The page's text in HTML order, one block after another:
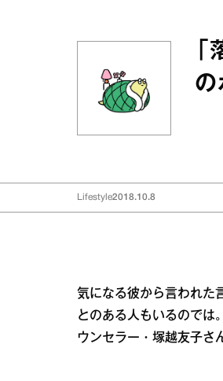
の
Lifestyle2018.10.8
気になる彼から言われ
とのある人もいるのでは
ウンセラー・塚越友子さ